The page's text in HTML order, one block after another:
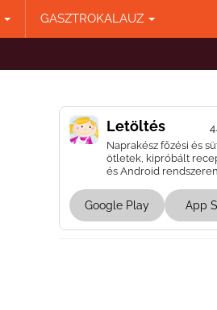
GASZTROKALAUZ
Letöltés
Naprakész főzési és
ötletek, kipróbált
és Android
Google Play App